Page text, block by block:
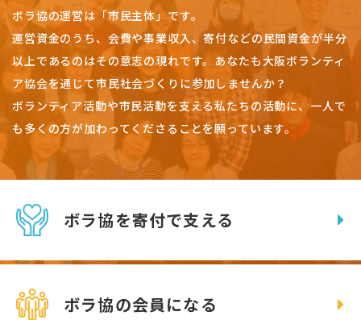
ボラ協の運営は「市民主体」です。
運営資金のうち、会費や事業収入、寄付などの民間資金が半分
以上であるのはその意志の現れです。 あなたも大阪ボランティ
ア協会を通じて市民社会づくりに参加しませんか？
ボランティア活動や市民活動を支える私たちの活動に、一人で
も多くの方が加わってくださることを願っています。
ボラ協を寄付で支える
ボラ協の会員になる